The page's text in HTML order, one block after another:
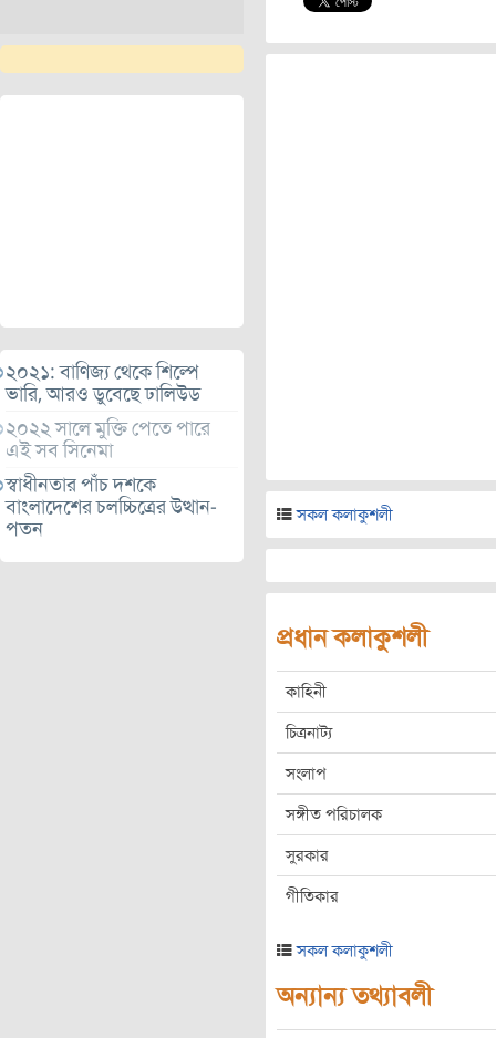
২০২১: বাণিজ্য থেকে শিল্পে
ভারি, আরও ডুবেছে ঢালিউড
২০২২ সালে মুক্তি পেতে পারে
এই সব সিনেমা
স্বাধীনতার পাঁচ দশকে
বাংলাদেশের চলচ্চিত্রের উত্থান-
পতন
সকল কলাকুশলী
প্রধান কলাকুশলী
কাহিনী
চিত্রনাট্য
সংলাপ
সঙ্গীত পরিচালক
সুরকার
গীতিকার
সকল কলাকুশলী
অন্যান্য তথ্যাবলী